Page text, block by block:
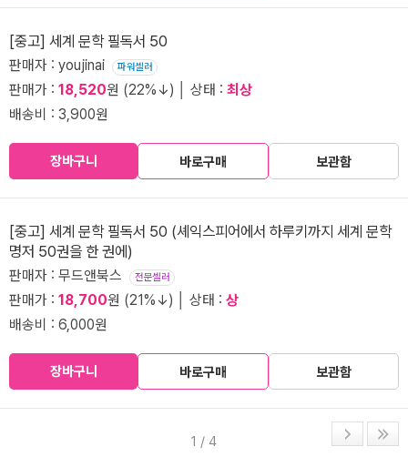
[중고] 세계 문학 필독서 50
판매자 : youjinai 파워셀러
판매가 : 18,520원 (22%↓) │ 상태 : 최상
배송비 : 3,900원
장바구니 바로구매 보관함
[중고] 세계 문학 필독서 50 (셰익스피어에서 하루키까지 세계 문학
명저 50권을 한 권에)
판매자 : 무드앤북스 전문셀러
판매가 : 18,700원 (21%↓) │ 상태 : 상
배송비 : 6,000원
장바구니 바로구매 보관함
1 / 4